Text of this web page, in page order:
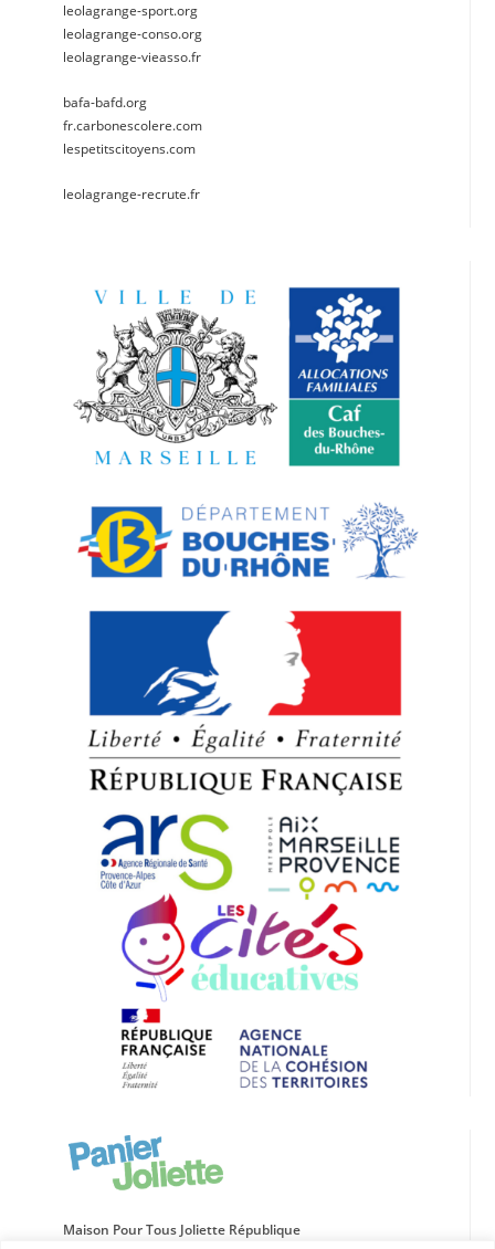
leolagrange-sport.org
leolagrange-conso.org
leolagrange-vieasso.fr
bafa-bafd.org
fr.carbonescolere.com
lespetitscitoyens.com
leolagrange-recrute.fr
Maison Pour Tous Joliette République